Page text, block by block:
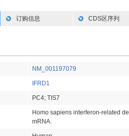
订购信息 CDS区序列
NM_001197079
IFRD1
PC4; TIS7
Homo sapiens interferon-related
mRNA.